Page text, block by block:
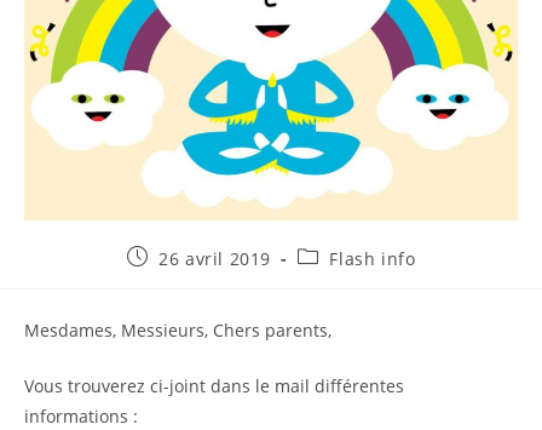
Publication
26 avril 2019
PostFlash info
Mesdames, Messieurs, Chers parents,
Vous trouverez ci-joint dans le mail différentes
informations :